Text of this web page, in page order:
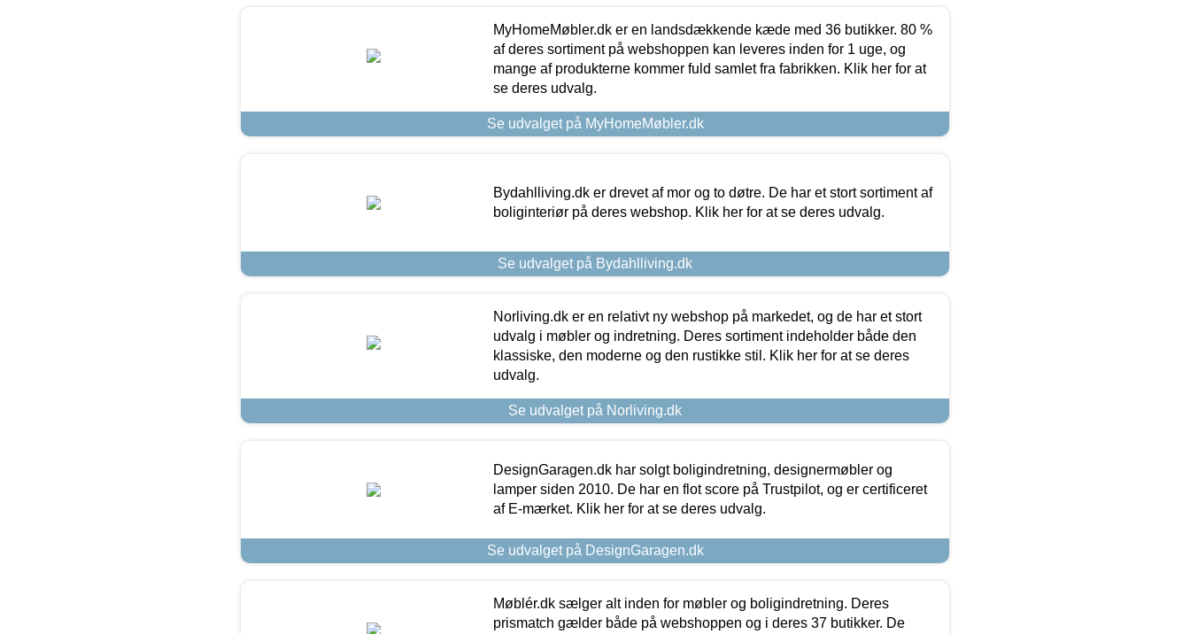
MyHomeMøbler.dk er en landsdækkende kæde med 36 butikker. 80 %
af deres sortiment på webshoppen kan leveres inden for 1 uge, og
mange af produkterne kommer fuld samlet fra fabrikken. Klik her for at
se deres udvalg.
Se udvalget på MyHomeMøbler.dk
Bydahlliving.dk er drevet af mor og to døtre. De har et stort sortiment af
boliginteriør på deres webshop. Klik her for at se deres udvalg.
Se udvalget på Bydahlliving.dk
Norliving.dk er en relativt ny webshop på markedet, og de har et stort
udvalg i møbler og indretning. Deres sortiment indeholder både den
klassiske, den moderne og den rustikke stil. Klik her for at se deres
udvalg.
Se udvalget på Norliving.dk
DesignGaragen.dk har solgt boligindretning, designermøbler og
lamper siden 2010. De har en flot score på Trustpilot, og er certificeret
af E-mærket. Klik her for at se deres udvalg.
Se udvalget på DesignGaragen.dk
Møblér.dk sælger alt inden for møbler og boligindretning. Deres
prismatch gælder både på webshoppen og i deres 37 butikker. De